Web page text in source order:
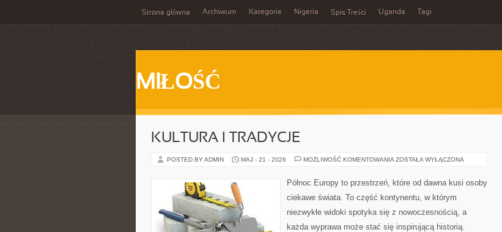
Strona główna Archiwum Kategorie Nigeria Spis Treści Uganda Tagi
MIŁOŚĆ
KULTURA I TRADYCJE
POSTED BY ADMIN MAJ - 21 - 2026 MOŻLIWOŚĆ KOMENTOWANIA KULTURA
ZOSTAŁA WYŁĄCZONA
Północ Europy to przestrzeń, które od dawna kusi osoby
ciekawe świata. To część kontynentu, w którym
niezwykłe widoki spotyka się z nowoczesnością, a
każda wyprawa może stać się inspirującą historią.